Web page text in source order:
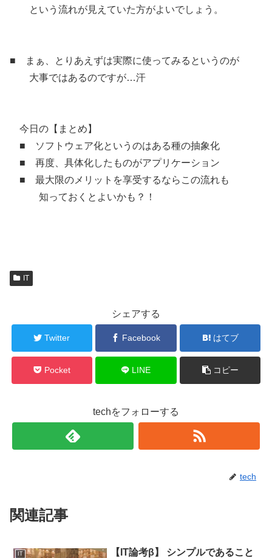
という流れが見えていた方がよいでしょう。
■ まぁ、とりあえずは実際に使ってみるというのが
大事ではあるのですが…汗
今日の【まとめ】
■ ソフトウェア化というのはある種の抽象化
■ 再度、具体化したものがアプリケーション
■ 最大限のメリットを享受するならこの流れも
知っておくとよいかも？！
IT
シェアする
Twitter Facebook はてブ
Pocket LINE コピー
techをフォローする
tech
関連記事
IT
【IT論考β】 シンプルであること